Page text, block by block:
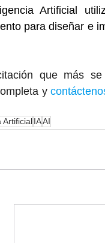
Artificial
para diseñar e
que más se
y
ArtificialIAAI